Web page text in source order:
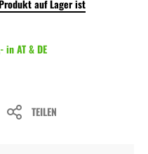
auf Lager ist
in AT & DE
TEILEN